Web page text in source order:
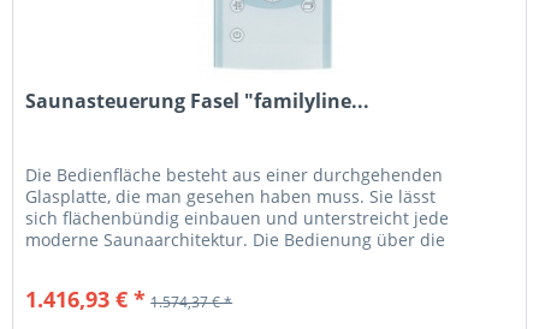
Saunasteuerung Fasel "familyline...
Die Bedienfläche besteht aus einer durchgehenden
Glasplatte, die man gesehen haben muss. Sie lässt
sich flächenbündig einbauen und unterstreicht jede
moderne Saunaarchitektur. Die Bedienung über die
1.416,93 € * 1.574,37 € *